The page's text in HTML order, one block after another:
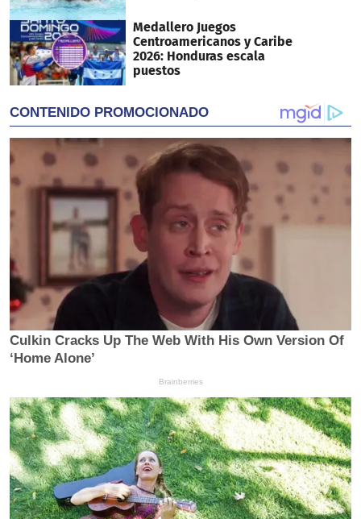
Medallero Juegos
Centroamericanos y Caribe
2026: Honduras escala
puestos